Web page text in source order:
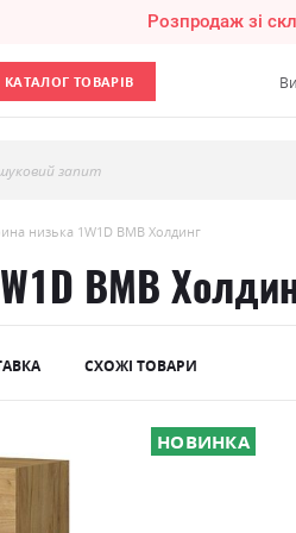
Розпродаж зі
КАТАЛОГ ТОВАРІВ
запит
низька 1W1D ВМВ Холдинг
ВМВ
СХОЖІ ТОВАРИ
НОВИНКА